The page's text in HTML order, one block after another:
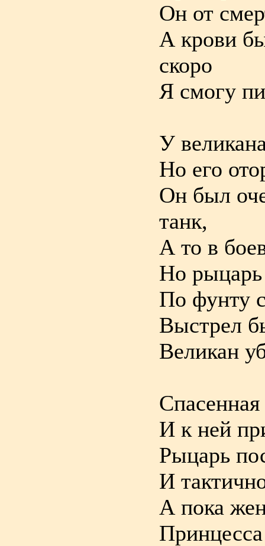
Он от
А крови
скоро
Я смогу
У
Но его
Он был
танк,
А то в
Но
По фунту
Выстрел
Великан
И к ней
Рыцарь
И
А пока